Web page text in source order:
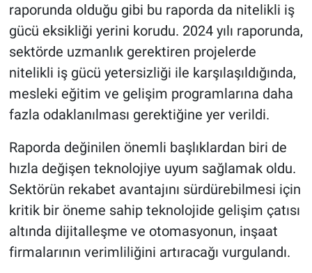
raporunda olduğu gibi bu raporda da nitelikli iş
gücü eksikliği yerini korudu. 2024 yılı raporunda,
sektörde uzmanlık gerektiren projelerde
nitelikli iş gücü yetersizliği ile karşılaşıldığında,
mesleki eğitim ve gelişim programlarına daha
fazla odaklanılması gerektiğine yer verildi.
Raporda değinilen önemli başlıklardan biri de
hızla değişen teknolojiye uyum sağlamak oldu.
Sektörün rekabet avantajını sürdürebilmesi için
kritik bir öneme sahip teknolojide gelişim çatısı
altında dijitalleşme ve otomasyonun, inşaat
firmalarının verimliliğini artıracağı vurgulandı.